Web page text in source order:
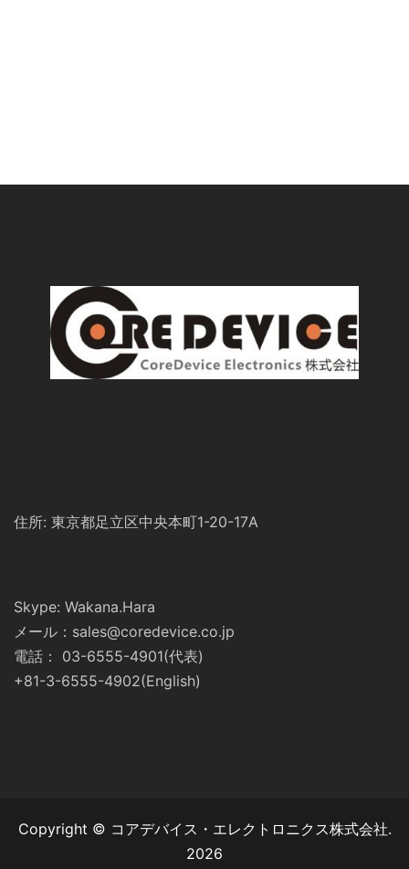
住所: 東京都足立区中央本町1-20-17A
Skype: Wakana.Hara
メール：sales@coredevice.co.jp
電話： 03-6555-4901(代表)
+81-3-6555-4902(English)
Copyright © コアデバイス・エレクトロニクス株式会社.
2026